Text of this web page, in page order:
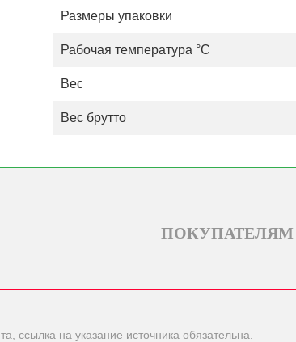
Размеры упаковки
Рабочая температура °С
Вес
Вес брутто
ПОКУПАТЕЛЯМ
ссылка на указание источника обязательна.